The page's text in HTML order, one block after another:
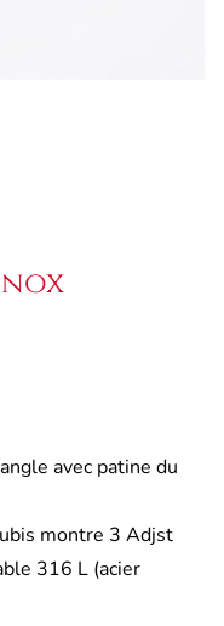
avec patine du
montre 3 Adjst
316 L (acier